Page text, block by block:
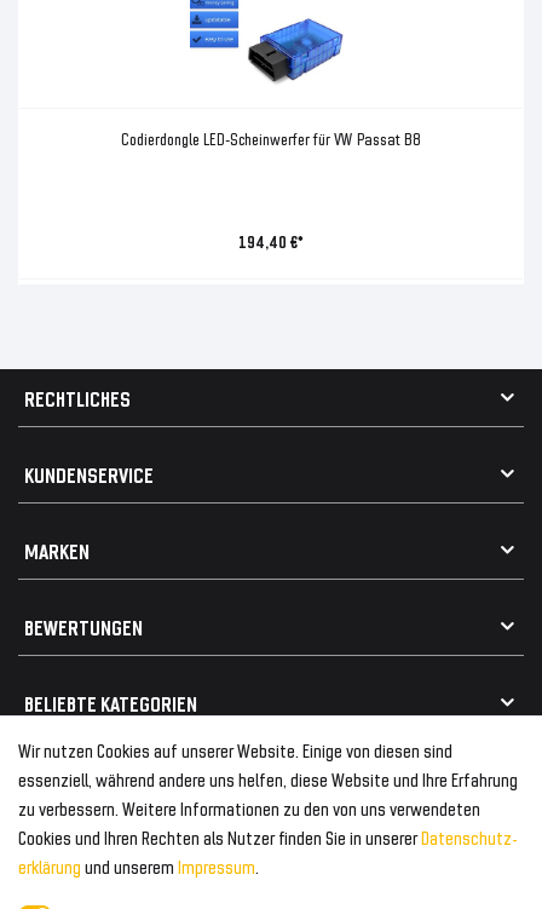
Codierdongle LED-Scheinwerfer für VW Passat B8
194,40 €*
Wir nutzen Cookies auf unserer Website. Einige von diesen sind
essenziell, während andere uns helfen, diese Website und Ihre Erfahrung
zu verbessern. Weitere Informationen zu den von uns verwendeten
Cookies und Ihren Rechten als Nutzer finden Sie in unsererDaten­schutz­
erklärung und unserem Impressum.
RECHTLICHES
Widerrufsrecht
Vertrag widerrufen
Elektro- / Altteilentsorgung
KUNDENSERVICE
MARKEN
Geeignet für Mercedes
Geeignet für Audi
BEWERTUNGEN
BELIEBTE KATEGORIEN
Frontspoiler
Heckspoiler
Kabelbäume
Kühlergrill
FOLGEN SIE UNS AUF
Tuning Fanatics
ZAHLUNG & VERSAND